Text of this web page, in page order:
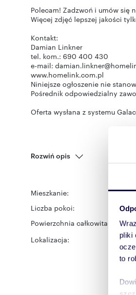
pliki
to
Polecam! Zadzwoń i umów się
Więcej zdjęć lepszej jakości
Kontakt:
Damian Linkner
tel. kom.: 690 400 430
e-mail:
www.homelink.com.pl
Niniejsze ogłoszenie nie
Pośrednik odpowiedzialny
Oferta wysłana z systemu
Rozwiń opis
Mieszkanie:
Liczba pokoi:
Powierzchnia całkowita:
Lokalizacja: